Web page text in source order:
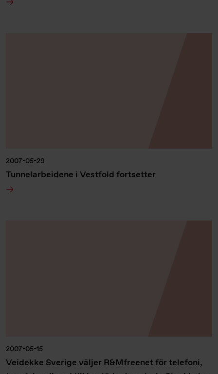
2007-05-29
Tunnelarbeidene i Vestfold fortsetter
2007-05-15
Veidekke Sverige väljer R&Mfreenet för telefoni,